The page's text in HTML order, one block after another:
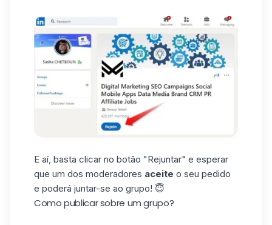
E aí, basta clicar no botão "Rejuntar" e esperar
que um dos moderadores aceite o seu pedido
e poderá juntar-se ao grupo! 😇
Como publicar sobre um grupo?